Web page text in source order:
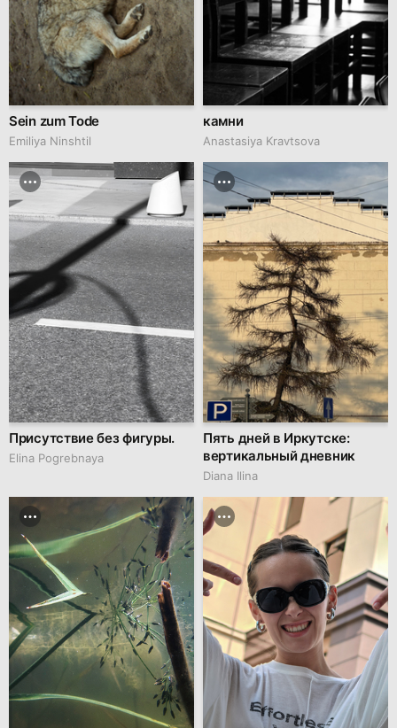
Sein zum Tode
Emiliya Ninshtil
камни
Anastasiya Kravtsova
Присутствие без фигуры.
Elina Pogrebnaya
Пять дней в Иркутске:
вертикальный дневник
Diana Ilina